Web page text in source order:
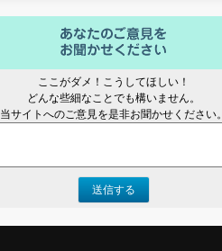
ここがダメ！こうしてほしい！
どんな些細なことでも構いません。
当サイトへのご意見を是非お聞かせください。
送信する